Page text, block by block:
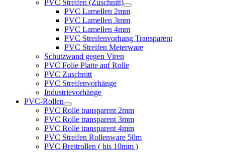
PVC Streifen (Zuschnitt)
PVC Lamellen 2mm
PVC Lamellen 3mm
PVC Lamellen 4mm
PVC Streifenvorhang Transparent
PVC Streifen Meterware
Schutzwand gegen Viren
PVC Folie Platte auf Rolle
PVC Zuschnitt
PVC Streifenvorhänge
Industrievorhänge
PVC-Rollen
PVC Rolle transparent 2mm
PVC Rolle transparent 3mm
PVC Rolle transparent 4mm
PVC Streifen Rollenware 50m
PVC Breitrollen ( bis 10mm )